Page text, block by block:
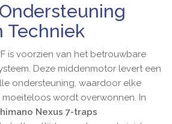
Techniek
is voorzien van het betrouwbare
Deze middenmotor levert een
ondersteuning, waardoor elke
wordt overwonnen. In
Nexus 7-traps